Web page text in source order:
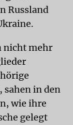
Russland
nicht mehr
sahen in den
wie ihre
gelegt